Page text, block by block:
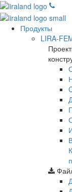
Продукты
LIRA-